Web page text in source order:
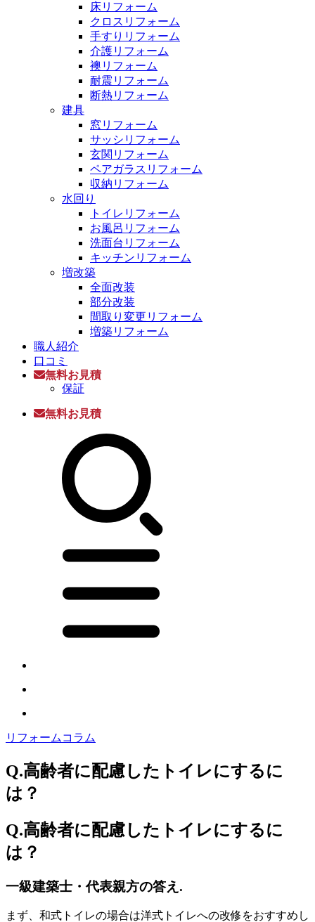
床リフォーム
クロスリフォーム
手すりリフォーム
介護リフォーム
襖リフォーム
耐震リフォーム
断熱リフォーム
建具
窓リフォーム
サッシリフォーム
玄関リフォーム
ペアガラスリフォーム
収納リフォーム
水回り
トイレリフォーム
お風呂リフォーム
洗面台リフォーム
キッチンリフォーム
増改築
全面改装
部分改装
間取り変更リフォーム
増築リフォーム
職人紹介
口コミ
無料お見積
保証
無料お見積
リフォームコラム
Q.高齢者に配慮したトイレにするに
は？
Q.高齢者に配慮したトイレにするに
は？
一級建築士・代表親方の答え.
まず、和式トイレの場合は洋式トイレへの改修をおすすめし